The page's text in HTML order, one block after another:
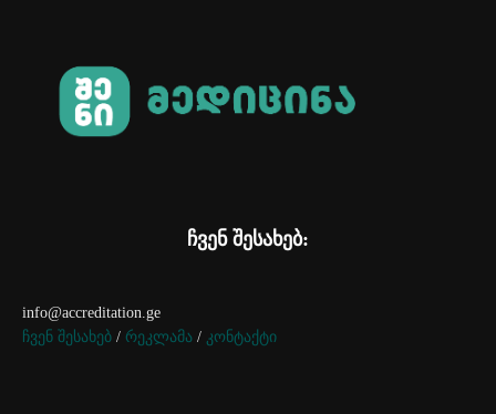
ჩვენ შესახებ:
info@accreditation.ge
ჩვენ შესახებ / რეკლამა / კონტაქტი